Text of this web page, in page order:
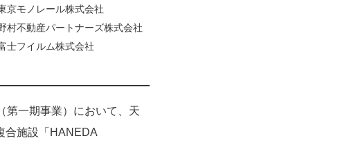
ノレール株式会社
産パートナーズ株式会社
フイルム株式会社
第一期事業）において、天
合施設「HANEDA